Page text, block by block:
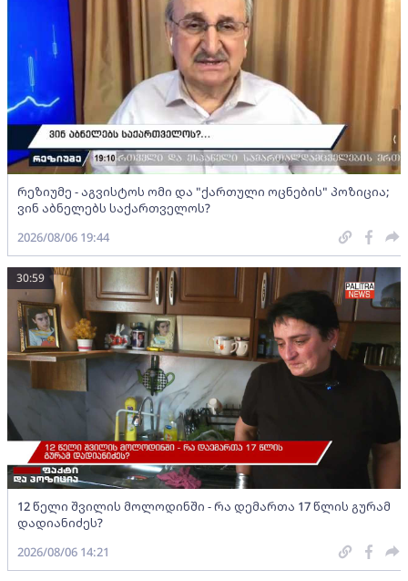
რეზიუმე - აგვისტოს ომი და "ქართული ოცნების" პოზიცია;
ვინ აბნელებს საქართველოს?
2026/08/06 19:44
12 წელი შვილის მოლოდინში - რა დემართა 17 წლის გურამ
დადიანიძეს?
30:59
2026/08/06 14:21